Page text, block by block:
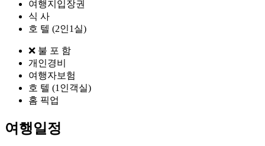
여행지입장권
식 사
호 텔 (2인1실)
❌ 불 포 함
개인경비
여행자보험
호 텔 (1인객실)
홈 픽업
여행일정